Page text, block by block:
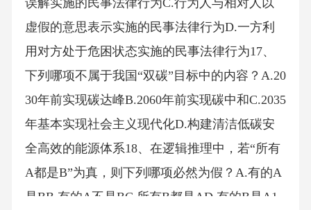
误解实施的民事法律行为C.行为人与相对人以
虚假的意思表示实施的民事法律行为D.一方利
用对方处于危困状态实施的民事法律行为17、
下列哪项不属于我国“双碳”目标中的内容？A.20
30年前实现碳达峰B.2060年前实现碳中和C.2035
年基本实现社会主义现代化D.构建清洁低碳安
全高效的能源体系18、在逻辑推理中，若“所有
A都是B”为真，则下列哪项必然为假？A.有的A
是BB.有的A不是BC.所有B都是AD.有的B是A1